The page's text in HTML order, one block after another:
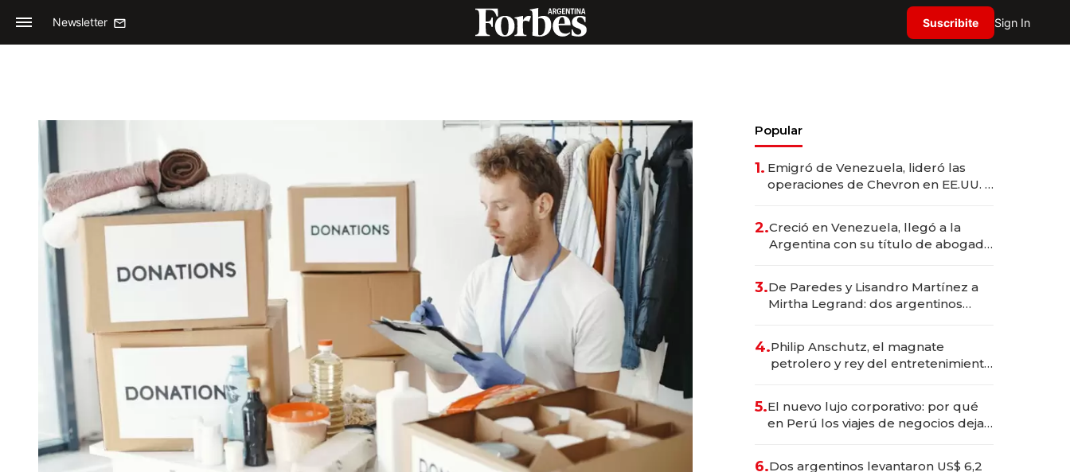
Newsletter Suscribite Sign In
Popular
1. Emigró de Venezuela, lideró las
operaciones de Chevron en EE.UU. y
2.Creció en Venezuela, llegó a la
Argentina con su título de abogado
marcas "fast premium"
3.De Paredes y Lisandro Martínez a
Mirtha Legrand: dos argentinos
4.Philip Anschutz, el magnate
petrolero y rey del entretenimiento
5.El nuevo lujo corporativo: por qué
en Perú los viajes de negocios dejan
en experiencias transformadoras
6.Dos argentinos levantaron US$ 6,2